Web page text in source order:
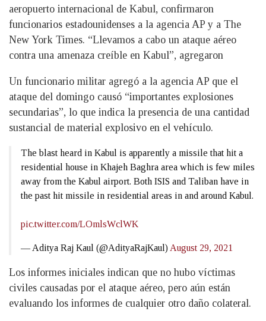
aeropuerto internacional de Kabul, confirmaron
funcionarios estadounidenses a la agencia AP y a The
New York Times. “Llevamos a cabo un ataque aéreo
contra una amenaza creíble en Kabul”, agregaron
Un funcionario militar agregó a la agencia AP que el
ataque del domingo causó “importantes explosiones
secundarias”, lo que indica la presencia de una cantidad
sustancial de material explosivo en el vehículo.
The blast heard in Kabul is apparently a missile that hit a
residential house in Khajeh Baghra area which is few miles
away from the Kabul airport. Both ISIS and Taliban have in
the past hit missile in residential areas in and around Kabul.
pic.twitter.com/LOmlsWclWK
— Aditya Raj Kaul (@AdityaRajKaul) August 29, 2021
Los informes iniciales indican que no hubo víctimas
civiles causadas por el ataque aéreo, pero aún están
evaluando los informes de cualquier otro daño colateral.